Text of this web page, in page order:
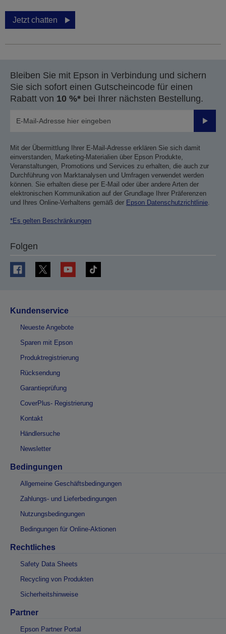
Jetzt chatten
Bleiben Sie mit Epson in Verbindung und sichern
Sie sich sofort einen Gutscheincode für einen
Rabatt von 10 %* bei Ihrer nächsten Bestellung.
Mit der Übermittlung Ihrer E-Mail-Adresse erklären Sie sich damit
einverstanden, Marketing-Materialien über Epson Produkte,
Veranstaltungen, Promotions und Services zu erhalten, die auch zur
Durchführung von Marktanalysen und Umfragen verwendet werden
können. Sie erhalten diese per E-Mail oder über andere Arten der
elektronischen Kommunikation auf der Grundlage Ihrer Präferenzen
und Ihres Online-Verhaltens gemäß der Epson Datenschutzrichtlinie.
*Es gelten Beschränkungen
Folgen
Kundenservice
Neueste Angebote
Sparen mit Epson
Produktregistrierung
Rücksendung
Garantieprüfung
CoverPlus- Registrierung
Kontakt
Händlersuche
Newsletter
Bedingungen
Allgemeine Geschäftsbedingungen
Zahlungs- und Lieferbedingungen
Nutzungsbedingungen
Bedingungen für Online-Aktionen
Rechtliches
Safety Data Sheets
Recycling von Produkten
Sicherheitshinweise
Partner
Epson Partner Portal